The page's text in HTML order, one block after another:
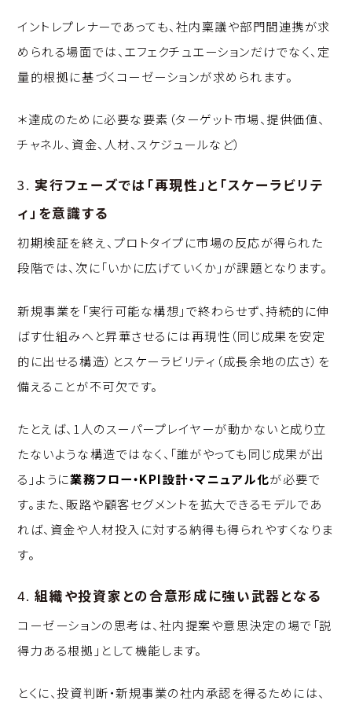
イントレプレナーであっても、社内稟議や部門間連携が求
められる場面では、エフェクチュエーションだけでなく、定
量的根拠に基づくコーゼーションが求められます。
＊達成のために必要な要素（ターゲット市場、提供価値、
チャネル、資金、人材、スケジュールなど）
3. 実行フェーズでは「再現性」と「スケーラビリテ
ィ」を意識する
初期検証を終え、プロトタイプに市場の反応が得られた
段階では、次に「いかに広げていくか」が課題となります。
新規事業を「実行可能な構想」で終わらせず、持続的に伸
ばす仕組みへと昇華させるには再現性（同じ成果を安定
的に出せる構造）とスケーラビリティ（成長余地の広さ）を
備えることが不可欠です。
たとえば、1人のスーパープレイヤーが動かないと成り立
たないような構造ではなく、「誰がやっても同じ成果が出
る」ように業務フロー・KPI設計・マニュアル化が必要で
す。また、販路や顧客セグメントを拡大できるモデルであ
れば、資金や人材投入に対する納得も得られやすくなりま
す。
4.組織や投資家との合意形成に強い武器となる
コーゼーションの思考は、社内提案や意思決定の場で「説
得力ある根拠」として機能します。
とくに、投資判断・新規事業の社内承認を得るためには、